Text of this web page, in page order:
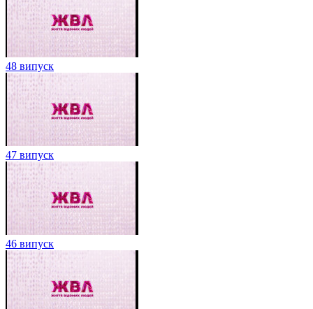
48 випуск
47 випуск
46 випуск